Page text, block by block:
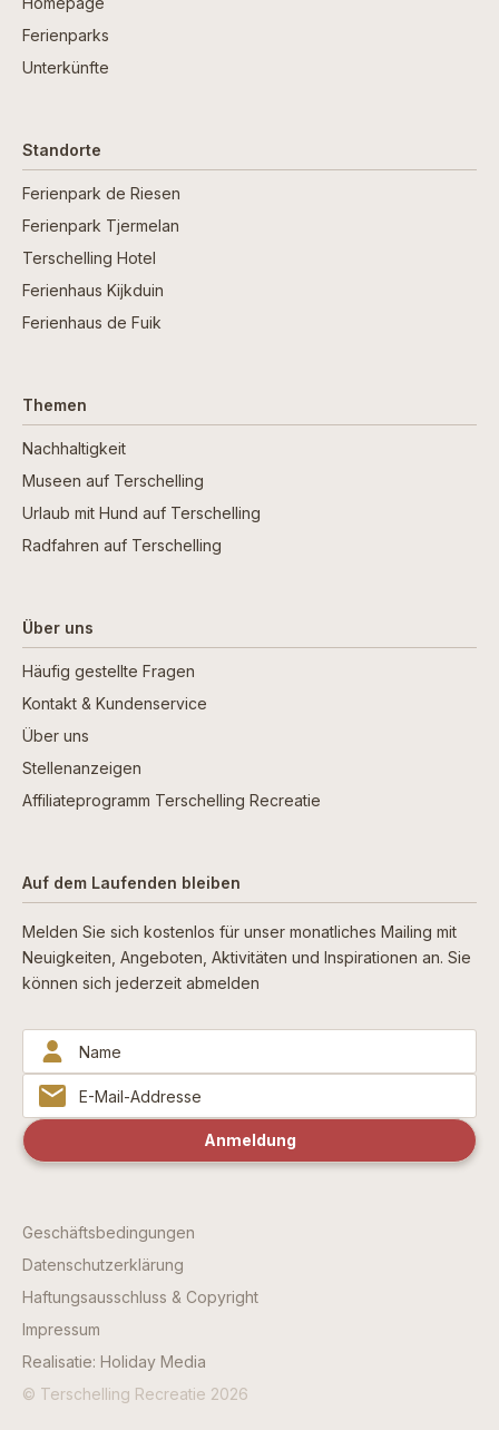
Ferienparks
Unterkünfte
Standorte
Ferienpark de Riesen
Ferienpark Tjermelan
Terschelling Hotel
Ferienhaus Kijkduin
Ferienhaus de Fuik
Themen
Nachhaltigkeit
Museen auf Terschelling
Urlaub mit Hund auf Terschelling
Radfahren auf Terschelling
Über uns
Häufig gestellte Fragen
Kontakt & Kundenservice
Über uns
Stellenanzeigen
Affiliateprogramm Terschelling Recreatie
Auf dem Laufenden bleiben
Melden Sie sich kostenlos für unser monatliches Mailing mit
Neuigkeiten, Angeboten, Aktivitäten und Inspirationen an. Sie
können sich jederzeit abmelden
Geschäftsbedingungen
Datenschutzerklärung
Haftungsausschluss & Copyright
Impressum
Realisatie: Holiday Media
© Terschelling Recreatie 2026